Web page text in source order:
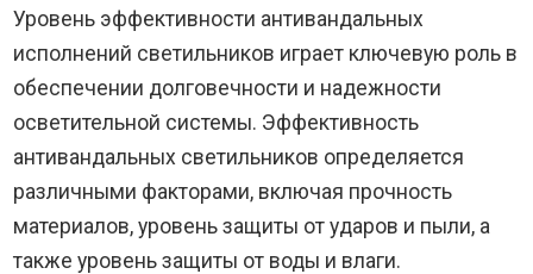
Уровень эффективности антивандальных
исполнений светильников играет ключевую роль в
обеспечении долговечности и надежности
осветительной системы. Эффективность
антивандальных светильников определяется
различными факторами, включая прочность
материалов, уровень защиты от ударов и пыли, а
также уровень защиты от воды и влаги.